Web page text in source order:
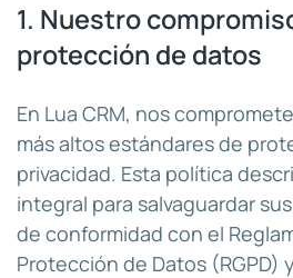
1. Nuestro
protección de datos
En Lua CRM, nos
más altos estándares de
privacidad. Esta política
integral para salvaguardar
de conformidad con el
Protección de Datos (RGPD)